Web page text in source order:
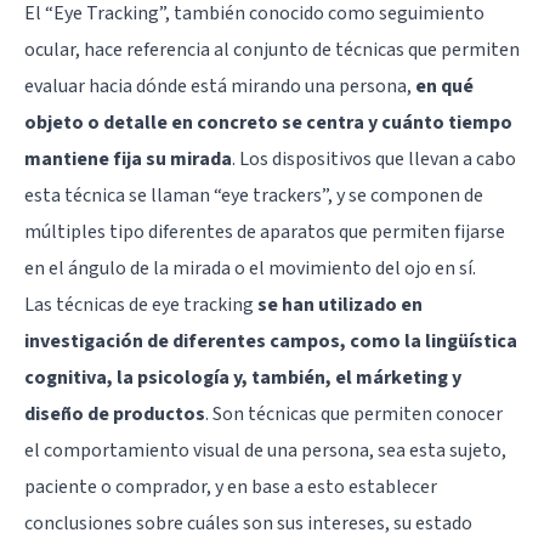
El “Eye Tracking”, también conocido como seguimiento
ocular, hace referencia al conjunto de técnicas que permiten
evaluar hacia dónde está mirando una persona, en qué
objeto o detalle en concreto se centra y cuánto tiempo
mantiene fija su mirada. Los dispositivos que llevan a cabo
esta técnica se llaman “eye trackers”, y se componen de
múltiples tipo diferentes de aparatos que permiten fijarse
en el ángulo de la mirada o el movimiento del ojo en sí.
Las técnicas de eye trackingse han utilizado en
investigación de diferentes campos, como la lingüística
cognitiva, la psicología y, también, el márketing y
diseño de productos. Son técnicas que permiten conocer
el comportamiento visual de una persona, sea esta sujeto,
paciente o comprador, y en base a esto establecer
conclusiones sobre cuáles son sus intereses, su estado